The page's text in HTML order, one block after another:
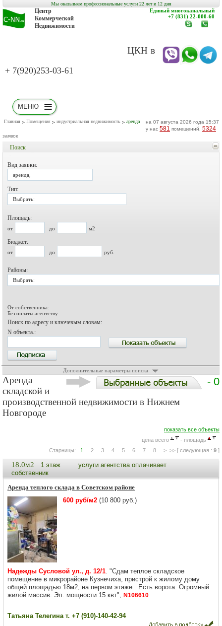
Мы оказываем профессиональные услуги 22 лет и 12 дня
Центр
Коммерческой
Недвижимости
ЦКН в
+ 7(920)253-03-61
Единый многоканальный
+7 (831) 22-000-60
www.c-
МЕНЮ
Главная Помещения индустриальная недвижимость аренда
на 07 августа 2026 года 15:37
у нас 581 помещений, 5324
заявок
Поиск
Вид заявки:
аренда,
Тип:
Выбрать:
Площадь:
от до м2
Бюджет:
от до руб.
Районы:
Выбрать:
От собственника:
Без оплаты агентству
Поиск по адресу и ключевым словам:
N объекта.:
Дополнительные параметры поиска
- 0
Аренда
складской и
производственной недвижимости в Нижнем
Новгороде
показать все объекты
цена всего
- площадь
Старницы:
1 2 3 4 5 6 7 8 > >> [ следующая.: 9 ]
18.0м2 1 этаж
услуги агентства оплачивает
собственник
Аренда теплого склада в Советском районе
600 руб/м2 (10 800 руб.)
Надежды Сусловой ул., д. 12/1. "Сдам теплое складское
помещение в микрорайоне Кузнечиха, пристрой к жилому дому
общей площадью 18м2, на первом этаже . Есть ворота. Огромный
жилой массив. Эл. мощности 15 квт", N106610
Татьяна Телегина т. +7 (910)-140-42-94